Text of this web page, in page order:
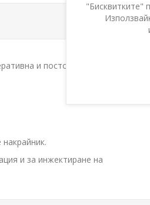
и постоперативна
и за инжектиране на
"Бисквитките"